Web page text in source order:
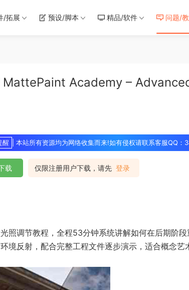
/拓展 预设/脚本 精品/软件 问题/
MattePaint Academy –
醒 | 本站所有资源均为网络收集而来!如有侵权请联系客服QQ
仅限注册用户下载，请先 登录
载
调节教程，全程53分钟系统讲解如何在后期阶段
境反射，配合完整工程文件逐步演示，适合概念